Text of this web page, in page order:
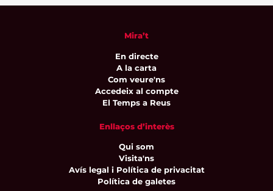
Mira’t
En directe
A la carta
Com veure'ns
Accedeix al compte
El Temps a Reus
Enllaços d’interès
Qui som
Visita'ns
Avís legal i Política de privacitat
Política de galetes